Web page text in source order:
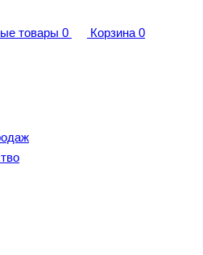
товары 0 Корзина 0